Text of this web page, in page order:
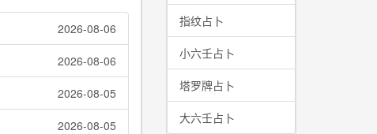
2026-08-06
2026-08-06
2026-08-05
2026-08-05
指纹占卜
小六壬占卜
塔罗牌占卜
大六壬占卜